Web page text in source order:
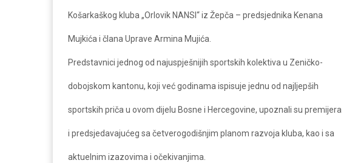
Košarkaškog kluba „Orlovik NANSI“ iz Žepča – predsjednika Kenana
Mujkića i člana Uprave Armina Mujića.
Predstavnici jednog od najuspješnijih sportskih kolektiva u Zeničko-
dobojskom kantonu, koji već godinama ispisuje jednu od najljepših
sportskih priča u ovom dijelu Bosne i Hercegovine, upoznali su premijera
i predsjedavajućeg sa četverogodišnjim planom razvoja kluba, kao i sa
aktuelnim izazovima i očekivanjima.